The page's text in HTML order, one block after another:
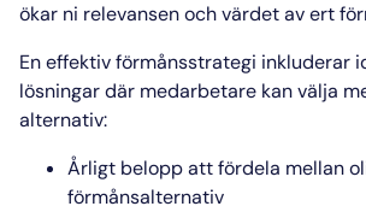
ökar ni relevansen och värdet av ert
En effektiv förmånsstrategi inkluderar
lösningar där medarbetare kan välja
alternativ:
Årligt belopp att fördela mellan
förmånsalternativ